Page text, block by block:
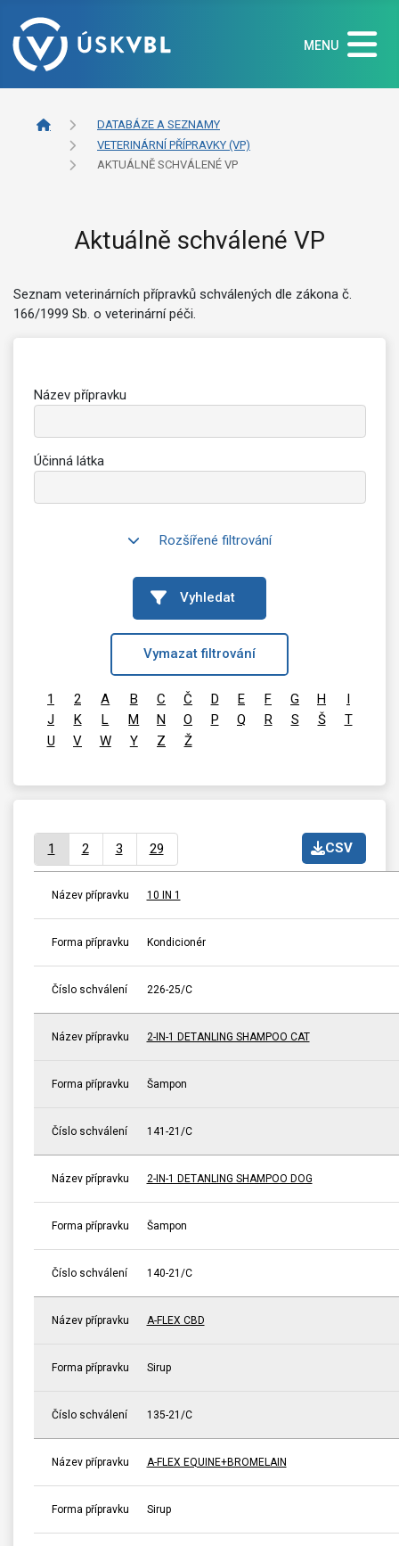
MENU
DATABÁZE A SEZNAMY
VETERINÁRNÍ PŘÍPRAVKY (VP)
AKTUÁLNĚ SCHVÁLENÉ VP
Aktuálně schválené VP
Seznam veterinárních přípravků schválených dle zákona č.
166/1999 Sb. o veterinární péči.
Název přípravku
Účinná látka
Rozšířené filtrování
Vyhledat
Vymazat filtrování
1 2 A B C Č D E F G H
I
J
K L M N O P Q R S Š
T
U
V W Y Z Ž
CSV
1 2 3 29
Název přípravku 10 IN 1
Forma přípravku Kondicionér
Číslo schválení 226-25/C
Název přípravku 2-IN-1 DETANLING SHAMPOO CAT
Forma přípravku Šampon
Číslo schválení 141-21/C
Název přípravku 2-IN-1 DETANLING SHAMPOO DOG
Forma přípravku Šampon
Číslo schválení 140-21/C
Název přípravku A-FLEX CBD
Forma přípravku Sirup
Číslo schválení 135-21/C
Název přípravku A-FLEX EQUINE+BROMELAIN
Forma přípravku Sirup